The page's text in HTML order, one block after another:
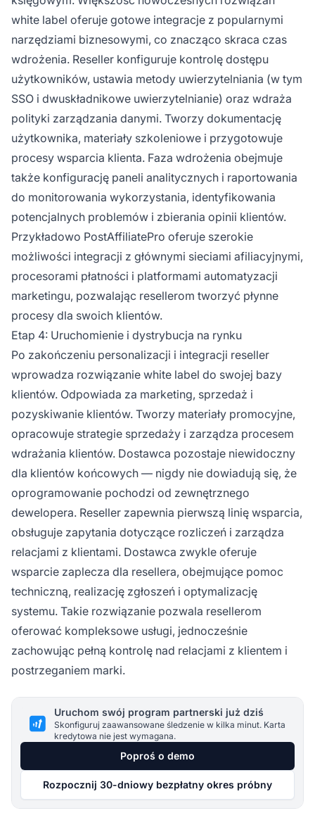
white label oferuje gotowe integracje z popularnymi
narzędziami biznesowymi, co znacząco skraca czas
wdrożenia. Reseller konfiguruje kontrolę dostępu
użytkowników, ustawia metody uwierzytelniania (w tym
SSO i dwuskładnikowe uwierzytelnianie) oraz wdraża
polityki zarządzania danymi. Tworzy dokumentację
użytkownika, materiały szkoleniowe i przygotowuje
procesy wsparcia klienta. Faza wdrożenia obejmuje
także konfigurację paneli analitycznych i raportowania
do monitorowania wykorzystania, identyfikowania
potencjalnych problemów i zbierania opinii klientów.
Przykładowo PostAffiliatePro oferuje szerokie
możliwości integracji z głównymi sieciami afiliacyjnymi,
procesorami płatności i platformami automatyzacji
marketingu, pozwalając resellerom tworzyć płynne
procesy dla swoich klientów.
Etap 4: Uruchomienie i dystrybucja na rynku
Po zakończeniu personalizacji i integracji reseller
wprowadza rozwiązanie white label do swojej bazy
klientów. Odpowiada za marketing, sprzedaż i
pozyskiwanie klientów. Tworzy materiały promocyjne,
opracowuje strategie sprzedaży i zarządza procesem
wdrażania klientów. Dostawca pozostaje niewidoczny
dla klientów końcowych — nigdy nie dowiadują się, że
oprogramowanie pochodzi od zewnętrznego
dewelopera. Reseller zapewnia pierwszą linię wsparcia,
obsługuje zapytania dotyczące rozliczeń i zarządza
relacjami z klientami. Dostawca zwykle oferuje
wsparcie zaplecza dla resellera, obejmujące pomoc
techniczną, realizację zgłoszeń i optymalizację
systemu. Takie rozwiązanie pozwala resellerom
oferować kompleksowe usługi, jednocześnie
zachowując pełną kontrolę nad relacjami z klientem i
postrzeganiem marki.
Uruchom swój program partnerski już dziś
Skonfiguruj zaawansowane śledzenie w kilka minut. Karta
kredytowa nie jest wymagana.
Poproś o demo
Rozpocznij 30-dniowy bezpłatny okres próbny